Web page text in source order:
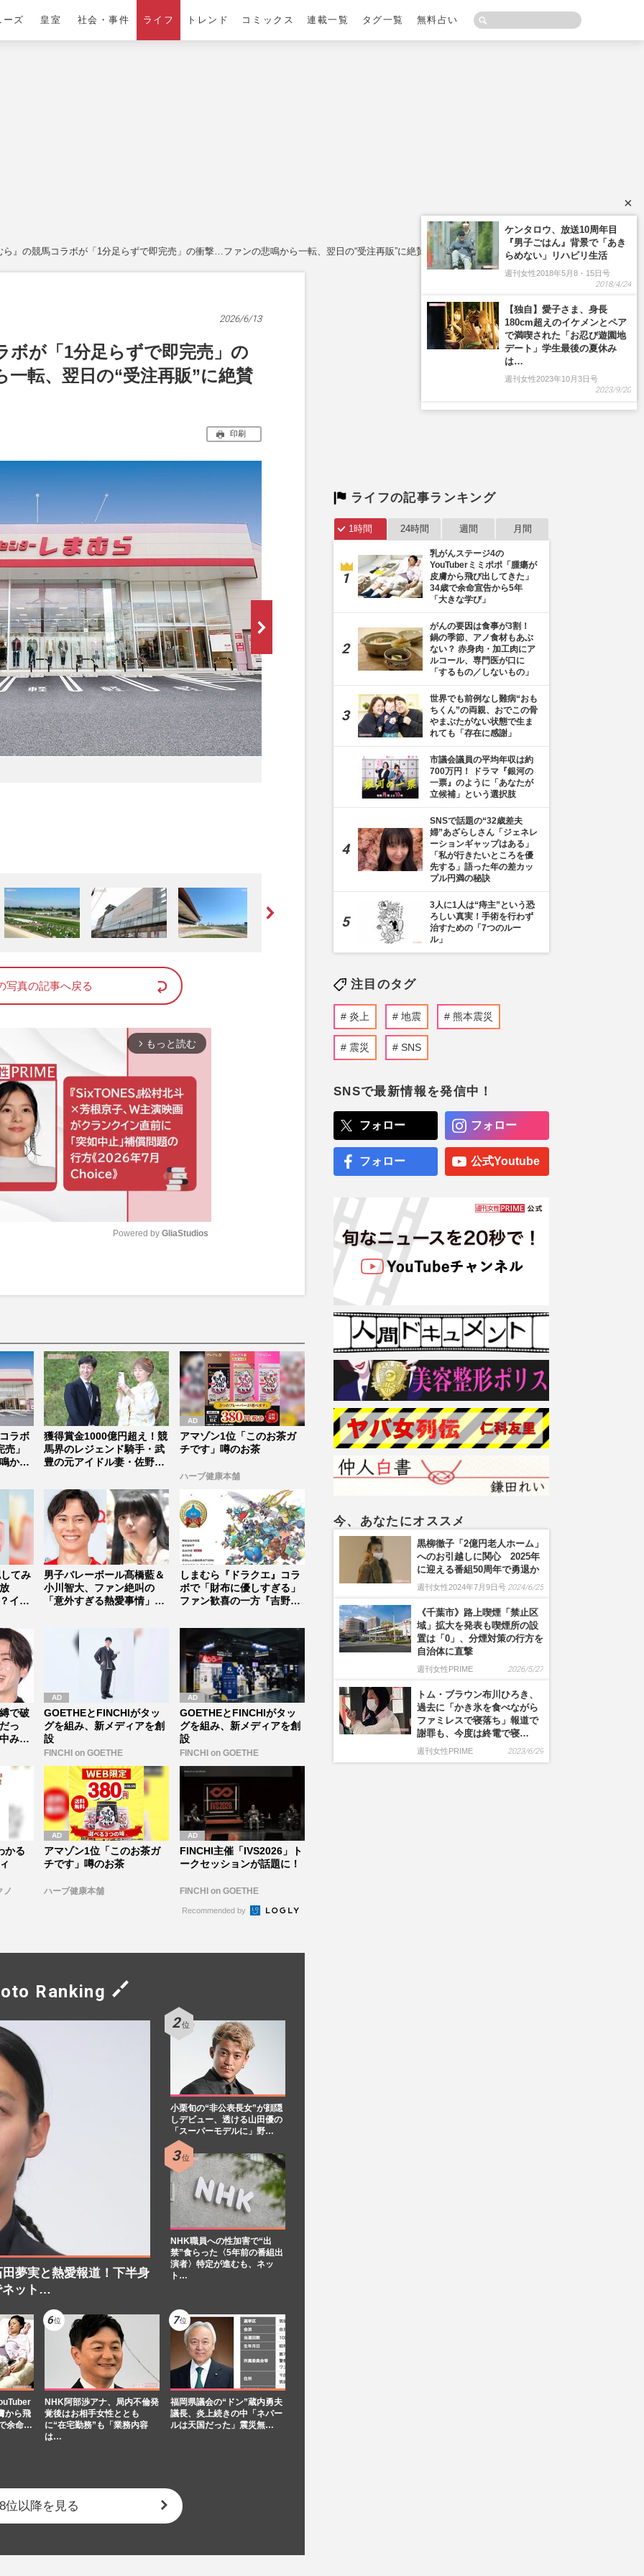
ーズ 皇室 社会・事件 ライフ トレンド コミックス 連載一覧 タグ一覧 無料占い
ら』の競馬コラボが「1分足らずで即完売」の衝撃…ファンの悲鳴から一転、翌日の“受注再販”に絶賛
2026/6/13
ボが「1分足らずで即完売」の
転、翌日の“受注再販”に絶賛
印刷
[写真 2/15枚目] ばんえい競走が行われている北海道・帯広競馬場 撮影／編集部
写真の記事へ戻る
arrow_forward_ios もっと読む
u
Powered by GliaStudios
ラボ
」
から
獲得賞金1000億円超え！競
馬界のレジェンド騎手・武
豊の元アイドル妻・佐野量
アマゾン1位「このお茶ガ
チです」噂のお茶
ハーブ健康本舗
てみ
イン
男子バレーボール髙橋藍＆
小川智大、ファン絶叫の
「意外すぎる熱愛事情」と
しまむら『ドラクエ』コラ
ボで「財布に優しすぎる」
ファン歓喜の一方『吉野
で破
っ
みな
GOETHEとFINCHIがタッ
グを組み、新メディアを創
設
FINCHI on GOETHE
GOETHEとFINCHIがタッ
グを組み、新メディアを創
設
FINCHI on GOETHE
かる
ノ
アマゾン1位「このお茶ガ
チです」噂のお茶
ハーブ健康本舗
FINCHI主催「IVS2026」ト
ークセッションが話題に！
FINCHI on GOETHE
Recommended by
Ranking
夢実と熱愛報道！下半身
ネット…
小栗旬の“非公表長女”が顔隠
しデビュー、透ける山田優の
「スーパーモデルに」野…
NHK職員への性加害で“出
禁”食らった〈5年前の番組出
演者〉特定が進むも、ネッ
ト…
から飛
余命…
NHK阿部渉アナ、局内不倫発
覚後はお相手女性ととも
に“在宅勤務”も「業務内容
は…
福岡県議会の“ドン”蔵内勇夫
議長、炎上続きの中「ネパー
ルは天国だった」震災無…
位以降を見る
ライフの記事ランキング
1時間 24時間 週間 月間
乳がんステージ4の
YouTuberミミポポ「腫瘍が
皮膚から飛び出してきた」
34歳で余命宣告から5年
「大きな学び」
がんの要因は食事が3割！
鍋の季節、アノ食材もあぶ
ない？ 赤身肉・加工肉にア
ルコール、専門医が口に
「するもの／しないもの」
世界でも前例なし難病“おも
ちくん”の両親、おでこの骨
やまぶたがない状態で生ま
れても「存在に感謝」
市議会議員の平均年収は約
700万円！ ドラマ『銀河の
一票』のように「あなたが
立候補」という選択肢
SNSで話題の“32歳差夫
婦”あざらしさん「ジェネレ
ーションギャップはある」
「私が行きたいところを優
先する」語った年の差カッ
プル円満の秘訣
3人に1人は“痔主”という恐
ろしい真実！手術を行わず
治すための「7つのルー
ル」
注目のタグ
炎上 地震 熊本震災
震災 SNS
SNSで最新情報を発信中！
フォロー フォロー
フォロー 公式Youtube
今、あなたにオススメ
黒柳徹子「2億円老人ホーム」
へのお引越しに関心 2025年
に迎える番組50周年で勇退か
週刊女性2024年7月9日号 2024/6/25
《千葉市》路上喫煙「禁止区
域」拡大を発表も喫煙所の設
置は「0」、分煙対策の行方を
自治体に直撃
週刊女性PRIME 2026/5/27
トム・ブラウン布川ひろき、
過去に「かき氷を食べながら
ファミレスで寝落ち」報道で
謝罪も、今度は終電で寝…
週刊女性PRIME 2023/6/29
×